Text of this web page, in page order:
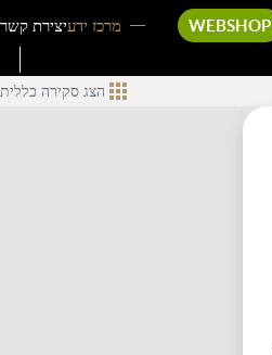
WEBSHOP מרכז ידעיצירת קשר
הצג סקירה כללית